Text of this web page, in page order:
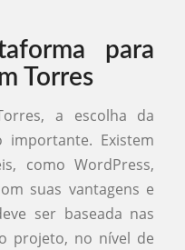
para
Torres
a escolha da
Existem
como WordPress,
suas vantagens e
ser baseada nas
projeto, no nível de